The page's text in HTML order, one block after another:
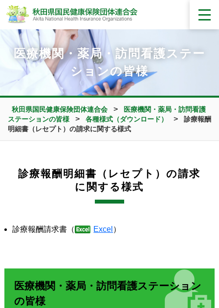
医療機関・薬局・訪問看護ステー
ションの皆様
秋田県国民健康保険団体連合会 >
医療機関・薬局・訪問看護
ステーションの皆様
> 各種様式（ダウンロード） >
診療報酬
明細書（レセプト）の請求に関する様式
診療報酬明細書（レセプト）の請求
に関する様式
診療報酬請求書（ Excel ）
医療機関・薬局・訪問看護ステーション
の皆様